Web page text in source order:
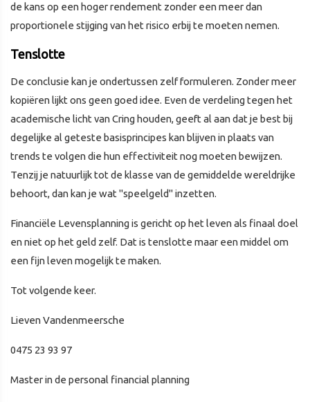
de kans op een hoger rendement zonder een meer dan
proportionele stijging van het risico erbij te moeten nemen.
Tenslotte
De conclusie kan je ondertussen zelf formuleren. Zonder meer
kopiëren lijkt ons geen goed idee. Even de verdeling tegen het
academische licht van Cring houden, geeft al aan dat je best bij
degelijke al geteste basisprincipes kan blijven in plaats van
trends te volgen die hun effectiviteit nog moeten bewijzen.
Tenzij je natuurlijk tot de klasse van de gemiddelde wereldrijke
behoort, dan kan je wat "speelgeld" inzetten.
Financiële Levensplanning is gericht op het leven als finaal doel
en niet op het geld zelf. Dat is tenslotte maar een middel om
een fijn leven mogelijk te maken.
Tot volgende keer.
Lieven Vandenmeersche
0475 23 93 97
Master in de personal financial planning